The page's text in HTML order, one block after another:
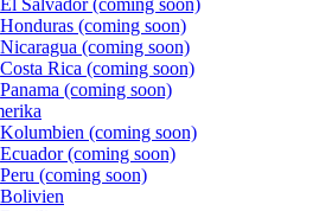
El Salvador (coming soon)
Honduras (coming soon)
Nicaragua (coming soon)
Costa Rica (coming soon)
Panama (coming soon)
Kolumbien (coming soon)
Ecuador (coming soon)
Peru (coming soon)
Bolivien